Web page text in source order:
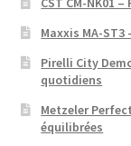
Maxxis MA-
Pirelli City
quotidiens
Metzeler
équilibrées